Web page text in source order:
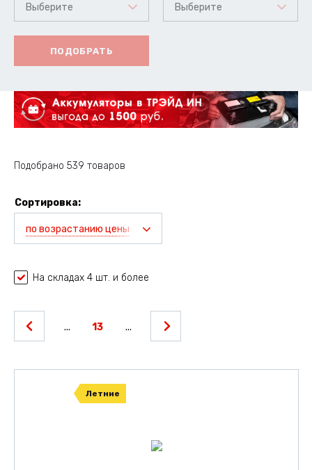
Выберите Выберите
ПОДОБРАТЬ
Подобрано 539 товаров
Сортировка:
по возрастанию цены
На складах 4 шт. и более
... 13 ...
Летние